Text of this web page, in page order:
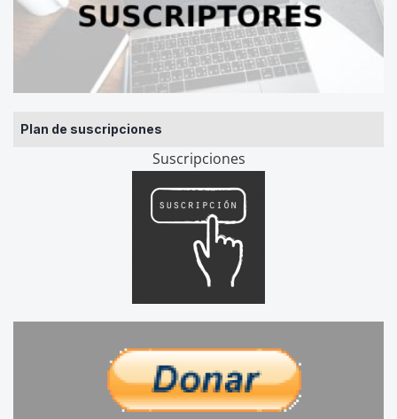
Plan de suscripciones
Suscripciones